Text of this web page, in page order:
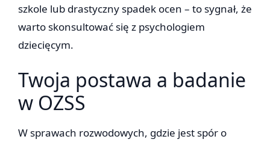
szkole lub drastyczny spadek ocen – to sygnał, że
warto skonsultować się z psychologiem
dziecięcym.
Twoja postawa a badanie
w OZSS
W sprawach rozwodowych, gdzie jest spór o